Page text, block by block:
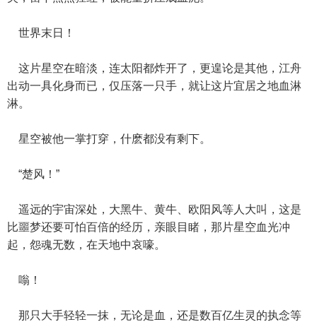
世界末日！
这片星空在暗淡，连太阳都炸开了，更遑论是其他，江舟
出动一具化身而已，仅压落一只手，就让这片宜居之地血淋
淋。
星空被他一掌打穿，什麽都没有剩下。
“楚风！”
遥远的宇宙深处，大黑牛、黄牛、欧阳风等人大叫，这是
比噩梦还要可怕百倍的经历，亲眼目睹，那片星空血光冲
起，怨魂无数，在天地中哀嚎。
嗡！
那只大手轻轻一抹，无论是血，还是数百亿生灵的执念等